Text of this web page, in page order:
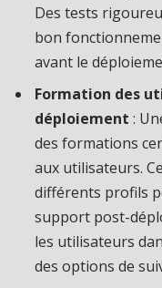
Des tests
bon
avant le
Formation des
déploiement :
des formations
aux utilisateurs.
différents profils
support post-
les utilisateurs
des options de